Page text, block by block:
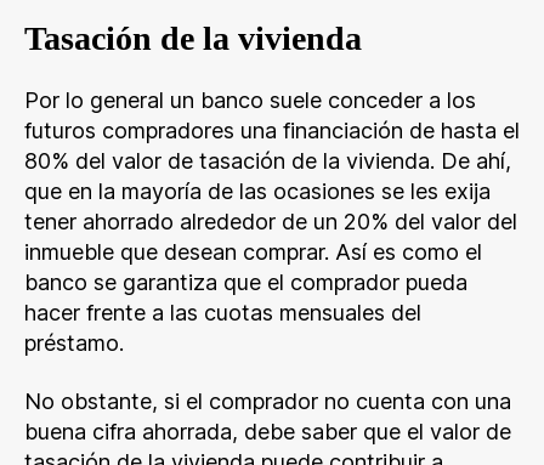
Tasación de la vivienda
Por lo general un banco suele conceder a los
futuros compradores una financiación de hasta el
80% del valor de tasación de la vivienda. De ahí,
que en la mayoría de las ocasiones se les exija
tener ahorrado alrededor de un 20% del valor del
inmueble que desean comprar. Así es como el
banco se garantiza que el comprador pueda
hacer frente a las cuotas mensuales del
préstamo.
No obstante, si el comprador no cuenta con una
buena cifra ahorrada, debe saber que el valor de